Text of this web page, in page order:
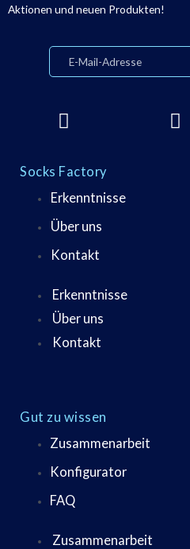
Aktionen und neuen Produkten!
Socks Factory
Erkenntnisse
Über uns
Kontakt
Erkenntnisse
Über uns
Kontakt
Gut zu wissen
Zusammenarbeit
Konfigurator
FAQ
Zusammenarbeit